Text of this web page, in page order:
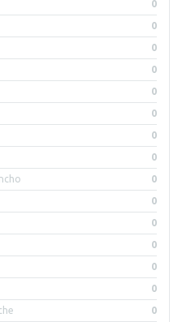
0
0
0
0
0
0
0
0
0
0
0
0
0
0
0